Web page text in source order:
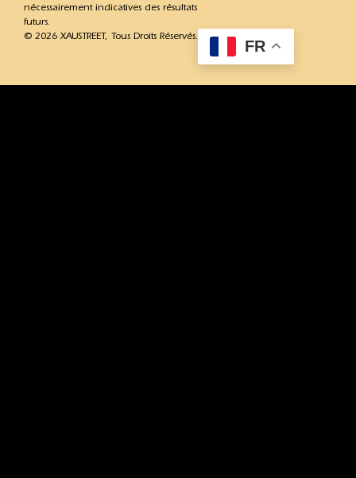
nécessairement indicatives des résultats
futurs.
© 2026 XAUSTREET, Tous Droits Réservés.
FR